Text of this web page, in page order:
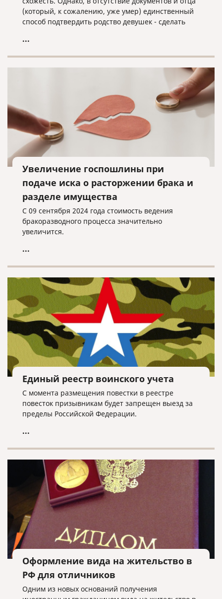
(который, к сожалению, уже умер) единственный
способ подтвердить родство девушек - сделать
неожиданным - удивились все участники
...
Увеличение госпошлины при
подаче иска о расторжении брака и
разделе имущества
С 09 сентября 2024 года стоимость ведения
бракоразводного процесса значительно
увеличится.
...
Единый реестр воинского учета
С момента размещения повестки в реестре
повесток призывникам будет запрещен выезд за
пределы Российской Федерации.
...
Оформление вида на жительство в
РФ для отличников
Одним из новых оснований получения